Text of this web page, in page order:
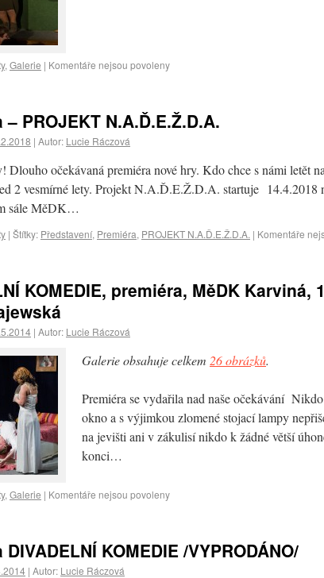
, Galerie | Komentáře nejsou povoleny
– PROJEKT N.A.Ď.E.Ž.D.A.
| Autor: Lucie Ráczová
očekávaná premiéra nové hry. Kdo chce s námi letět
2 vesmírné lety. Projekt N.A.Ď.E.Ž.D.A. startuje 14.4.2018
sále MěDK…
| Štítky: Představení, Premiéra, PROJEKT N.A.Ď.E.Ž.D.A. | Komentáře
KOMEDIE, premiéra, MěDK Karviná,
| Autor: Lucie Ráczová
Galerie obsahuje celkem 26 obrázků.
Premiéra se vydařila nad naše očekávání
okno a s výjimkou zlomené stojací lampy
na jevišti ani v zákulisí nikdo k žádné větší
konci…
, Galerie | Komentáře nejsou povoleny
KOMEDIE /VYPRODÁNO/
| Autor: Lucie Ráczová